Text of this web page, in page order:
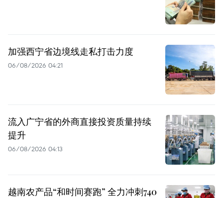
加强西宁省边境线走私打击力度
06/08/2026 04:21
流入广宁省的外商直接投资质量持续
提升
06/08/2026 04:13
越南农产品“和时间赛跑” 全力冲刺740